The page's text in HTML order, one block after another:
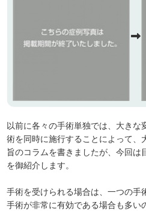
以前に各々の手術単独では、大き
術を同時に施行することによって、
旨のコラムを書きましたが、今回
を御紹介します。
手術を受けられる場合は、一つの手
手術が非常に有効である場合も多い